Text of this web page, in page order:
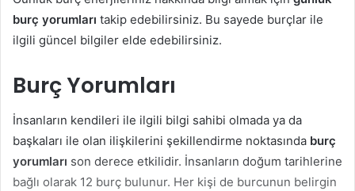
burç yorumları takip edebilirsiniz. Bu sayede burçlar ile
ilgili güncel bilgiler elde edebilirsiniz.
Burç Yorumları
İnsanların kendileri ile ilgili bilgi sahibi olmada ya da
başkaları ile olan ilişkilerini şekillendirme noktasında burç
yorumları son derece etkilidir. İnsanların doğum tarihlerine
bağlı olarak 12 burç bulunur. Her kişi de burcunun belirgin